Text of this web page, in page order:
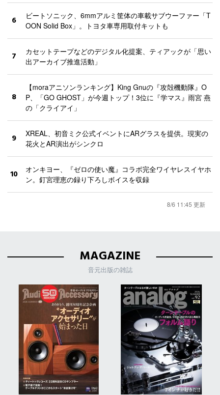
6
ビートソニック、6mmアルミ筐体の車載サブウーファー「T
OON Solid Box」。トヨタ車専用取付キットも
7
カセットテープなどのデジタル化提案、ティアックが「思い
出アーカイブ推進活動」
8
【moraアニソンランキング】King Gnuの『攻殻機動隊』O
P、「GO GHOST」が今週トップ！3位に『学マス』雨宮 燕
の「クライアイ」
9
XREAL、初音ミク公式イベントにARグラスを提供。現実の
花火とAR演出がシンクロ
10
オンキヨー、『ゼロの使い魔』コラボ完全ワイヤレスイヤホ
ン。釘宮理恵の録り下ろしボイスを収録
8/6 11:45 更新
MAGAZINE
音元出版の雑誌